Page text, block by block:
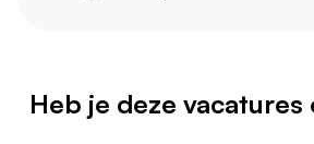
Heb je deze vacatures